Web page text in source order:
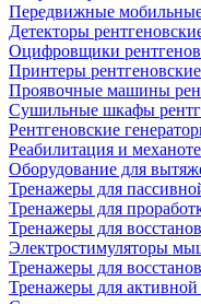
Передвижные
Детекторы
Оцифровщики
Принтеры рентгеновские
Проявочные машины
Сушильные шкафы
Рентгеновские
Реабилитация и
Оборудование для
Тренажеры для
Тренажеры для
Тренажеры для
Электростимуляторы
Тренажеры для
Тренажеры для активной